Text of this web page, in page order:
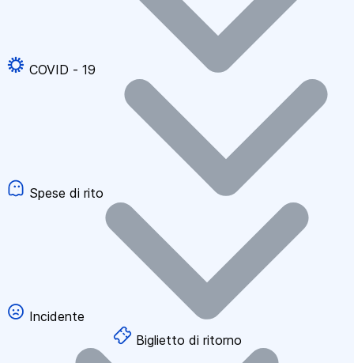
COVID - 19
Spese di rito
Incidente
Biglietto di ritorno